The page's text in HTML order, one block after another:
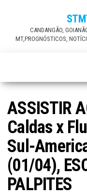
CANDANGÃO,
MT,PROGNÓSTICOS,
ASSISTIR
Caldas x
Sul-
(01/04),
PALPITES